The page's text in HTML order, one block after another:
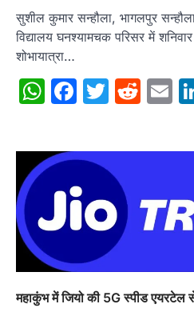
सुशील कुमार सन्हौला, भागलपुर
विद्यालय घनश्यामचक परिसर में
शोभायात्रा…
WhatsApp
Twitter
महाकुंभ में जियो की 5G स्पीड एयरटेल